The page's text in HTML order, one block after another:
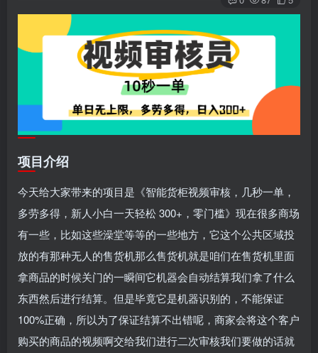
项目介绍
今天给大家带来的项目是《智能货柜视频审核，几秒一单，
多劳多得，新人小白一天轻松 300+，零门槛》现在很多商场
有一些，比如这些澡堂等等的一些地方，它这个公共区域投
放的有那种无人的售货机那么售货机就是咱们在售货机里面
拿商品的时候关门的一瞬间它机器会自动结算我们拿了什么
东西然后进行结算。但是毕竟它是机器识别的，不能保证
100%正确，所以为了保证结算不出错呢，商家会将这个客户
购买的商品的视频啊交给我们进行二次审核我们要做的话就